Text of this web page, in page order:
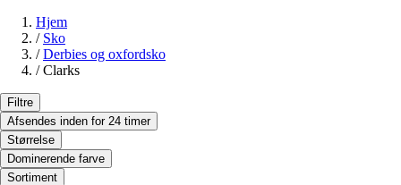
Hjem
/ Sko
/ Derbies og oxfordsko
/ Clarks
Filtre
Afsendes inden for 24 timer
Størrelse
Dominerende farve
Sortiment